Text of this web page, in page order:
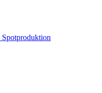
Spotproduktion